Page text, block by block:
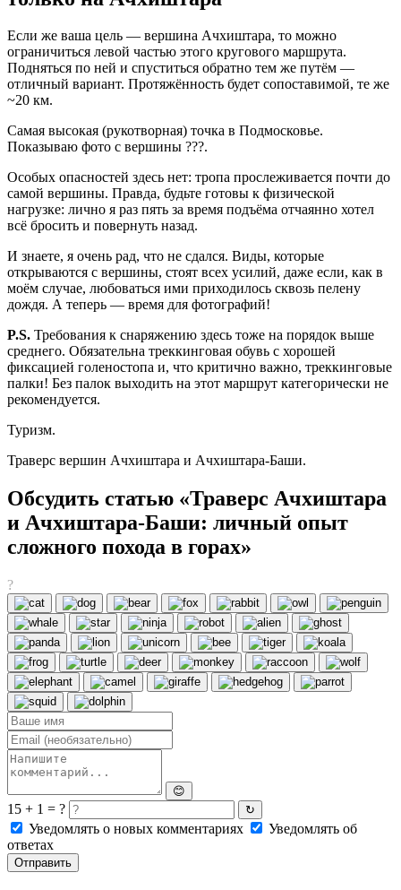
Если же ваша цель — вершина Ачхиштара, то можно
ограничиться левой частью этого кругового маршрута.
Подняться по ней и спуститься обратно тем же путём —
отличный вариант. Протяжённость будет сопоставимой, те же
~20 км.
Самая высокая (рукотворная) точка в Подмосковье.
Показываю фото с вершины ???.
Особых опасностей здесь нет: тропа прослеживается почти до
самой вершины. Правда, будьте готовы к физической
нагрузке: лично я раз пять за время подъёма отчаянно хотел
всё бросить и повернуть назад.
И знаете, я очень рад, что не сдался. Виды, которые
открываются с вершины, стоят всех усилий, даже если, как в
моём случае, любоваться ими приходилось сквозь пелену
дождя. А теперь — время для фотографий!
P.S. Требования к снаряжению здесь тоже на порядок выше
среднего. Обязательна треккинговая обувь с хорошей
фиксацией голеностопа и, что критично важно, треккинговые
палки! Без палок выходить на этот маршрут категорически не
рекомендуется.
Туризм.
Траверс вершин Ачхиштара и Ачхиштара-Баши.
Обсудить статью «Траверс Ачхиштара
и Ачхиштара-Баши: личный опыт
сложного похода в горах»
?
😊
15 + 1 = ? ↻
Уведомлять о новых комментариях
Уведомлять об
ответах
Отправить